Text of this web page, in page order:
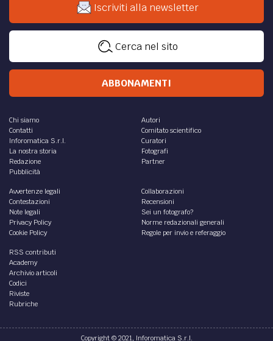
Iscriviti alla newsletter
Cerca nel sito
ABBONAMENTI
Chi siamo
Contatti
Inforomatica S.r.l.
La nostra storia
Redazione
Pubblicità
Autori
Comitato scientifico
Curatori
Fotografi
Partner
Avvertenze legali
Contestazioni
Note legali
Privacy Policy
Cookie Policy
Collaborazioni
Recensioni
Sei un fotografo?
Norme redazionali generali
Regole per invio e referaggio
RSS contributi
Academy
Archivio articoli
Codici
Riviste
Rubriche
Copyright © 2021, Inforomatica S.r.l.